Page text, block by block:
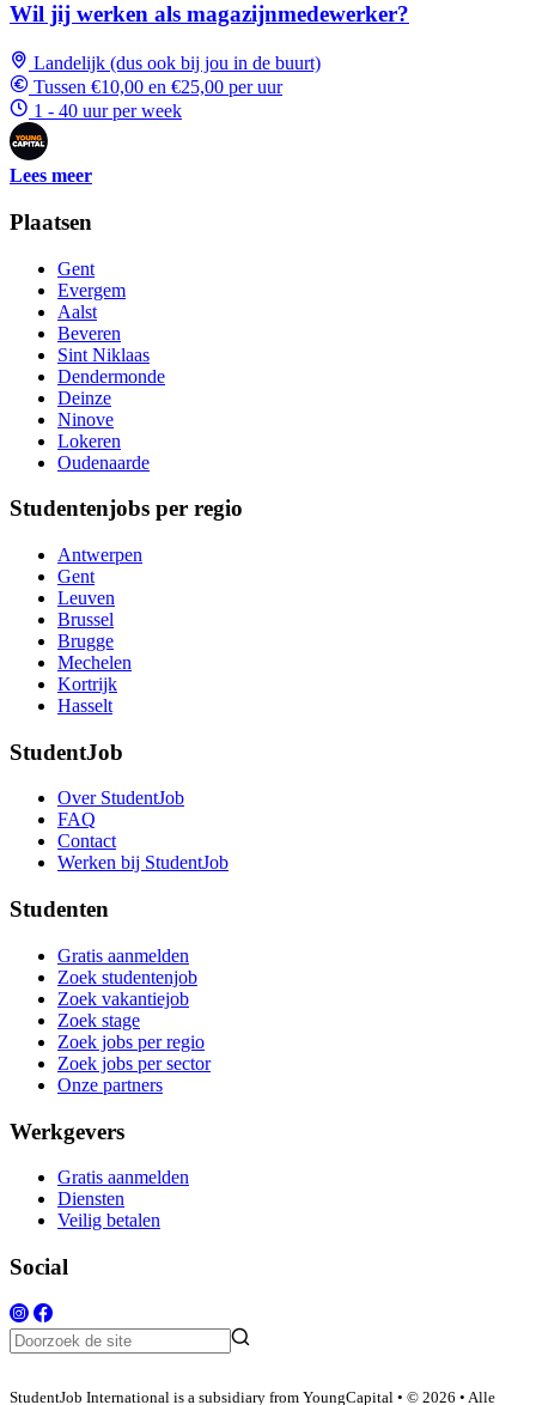
Wil jij werken als magazijnmedewerker?
Landelijk (dus ook bij jou in de buurt)
Tussen €10,00 en €25,00 per uur
1 - 40 uur per week
Lees meer
Plaatsen
Gent
Evergem
Aalst
Beveren
Sint Niklaas
Dendermonde
Deinze
Ninove
Lokeren
Oudenaarde
Studentenjobs per regio
Antwerpen
Gent
Leuven
Brussel
Brugge
Mechelen
Kortrijk
Hasselt
StudentJob
Over StudentJob
FAQ
Contact
Werken bij StudentJob
Studenten
Gratis aanmelden
Zoek studentenjob
Zoek vakantiejob
Zoek stage
Zoek jobs per regio
Zoek jobs per sector
Onze partners
Werkgevers
Gratis aanmelden
Diensten
Veilig betalen
Social
StudentJob International is a subsidiary from YoungCapital • © 2026 • Alle